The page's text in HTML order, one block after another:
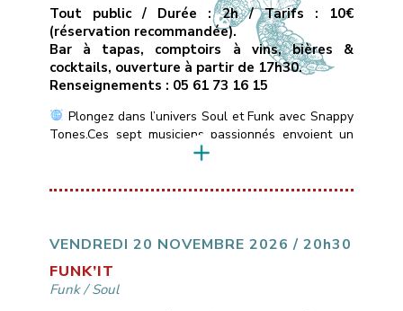
Tout public / Durée : 2h / Tarifs : 10€
(réservation recommandée).
Bar à tapas, comptoirs à vins, bières &
cocktails, ouverture à partir de 17h30.
Renseignements : 05 61 73 16 15
Plongez dans l’univers Soul et Funk avec Snappy
Tones.Ces sept musiciens passionnés envoient un
son vif et énergique des incontournables de la Soul
du Funk: Jamiroquai, Chaka Khan, Earth, Wind &
conso )
Les Marins d’Eau […]
VENDREDI 20 NOVEMBRE 2026 / 20h30
FUNK’IT
Funk/Soul